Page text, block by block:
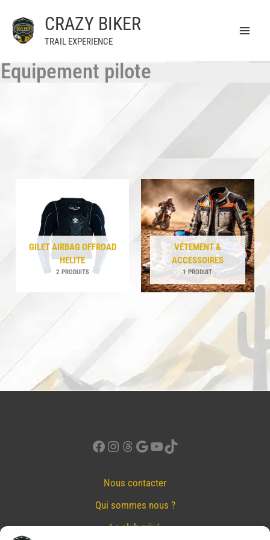
contenu
CRAZY BIKER
TRAIL EXPERIENCE
Equipement pilote
GILET AIRBAG OFFROAD
HELITE
2 PRODUITS
VÊTEMENT &
ACCESSOIRES
1 PRODUIT
Facebook
Instagram
Threads
Google
YouTube
TikTok
Nous contacter
Qui sommes nous ?
Le club privé